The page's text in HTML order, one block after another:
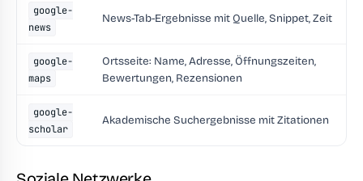
google-
news
News-Tab-Ergebnisse mit Quelle, Snippet, Zeit
google-
maps
Ortsseite: Name, Adresse, Öffnungszeiten,
Bewertungen, Rezensionen
google-
scholar
Akademische Suchergebnisse mit Zitationen